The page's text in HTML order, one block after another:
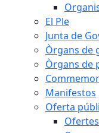
El Ple
Junta de
Òrgans de
Òrgans de
Manifestos
Oferta